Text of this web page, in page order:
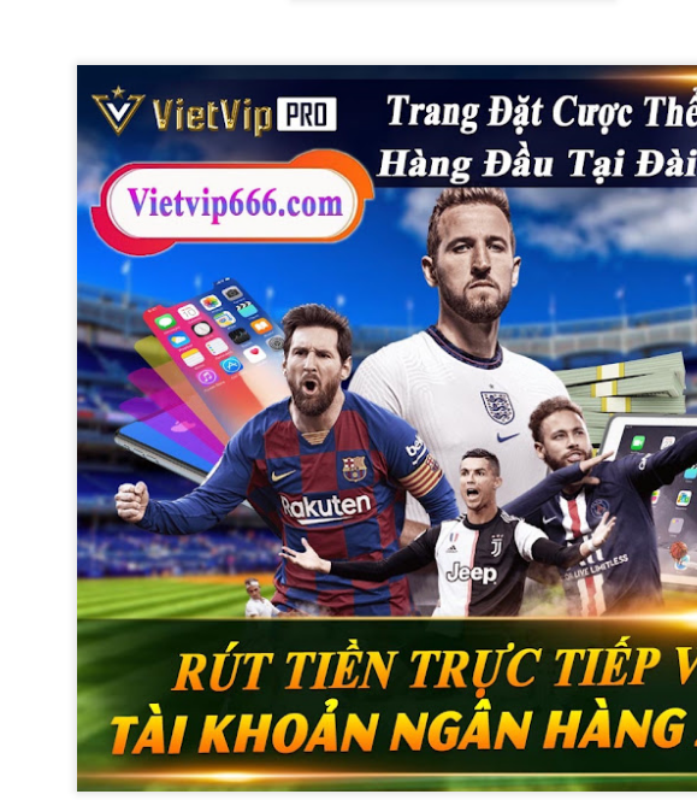
Đăng7th February 2024 bởiVietVip Pro
CÁCH TẢI APP VIETVIP Kèo C1 lô đề Man Und mỹ Nga phạt Taiwan trang game
xỉu tàu sân bay tập trận VietVip pro vietvip666 xkld đài loan
Mỹ cấp thêm tên lửa cho Đài Loan
Mỹ đã gửi thêm các hệ thống tên lửa phòng không vác
Stinger tới Đài Loan vào năm ngoái nhằm tăng cường
của hòn đảo, theo Taipei Times.